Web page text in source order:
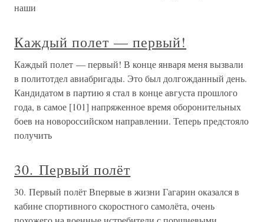
наши
Каждый полет — первый!
Каждый полет — первый! В конце января меня вызвали
в политотдел авиабригады. Это был долгожданный день.
Кандидатом в партию я стал в конце августа прошлого
года, в самое [101] напряженное время оборонительных
боев на новороссийском направлении. Теперь предстояло
получить
30. Первый полёт
30. Первый полёт Впервые в жизни Гагарин оказался в
кабине спортивного скоростного самолёта, очень